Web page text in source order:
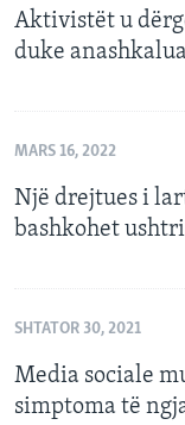
Aktivistët u
duke
MARS 16, 2022
Një drejtues i
bashkohet
SHTATOR 30, 2021
Media sociale
simptoma të